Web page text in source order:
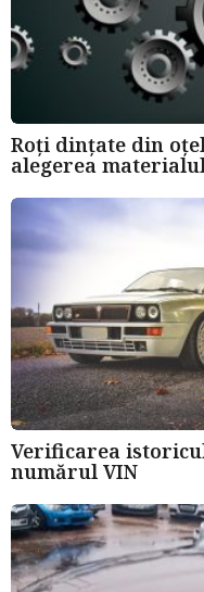
Roți dințate din
alegerea
Verificarea
numărul VIN